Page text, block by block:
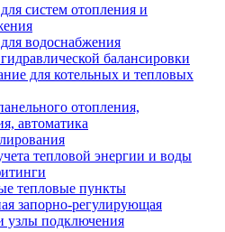
систем отопления и
водоснабжения
балансировки
для котельных и тепловых
отопления,
автоматика
тепловой энергии и воды
тепловые пункты
запорно-регулирующая
узлы подключения